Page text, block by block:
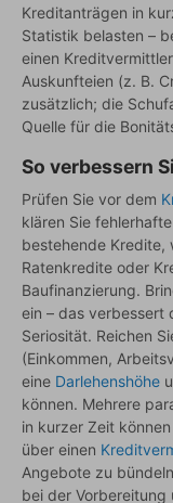
Kreditanträgen in
Statistik belasten –
einen
Auskunfteien (z. B.
zusätzlich; die
Quelle für die
So verbessern
Prüfen Sie vor dem
klären Sie
bestehende Kredite,
Ratenkredite oder
Baufinanzierung.
ein – das verbessert
Seriosität. Reichen
(Einkommen,
eine Darlehenshöhe
können. Mehrere
in kurzer Zeit
über einen
Angebote zu
bei der Vorbereitung